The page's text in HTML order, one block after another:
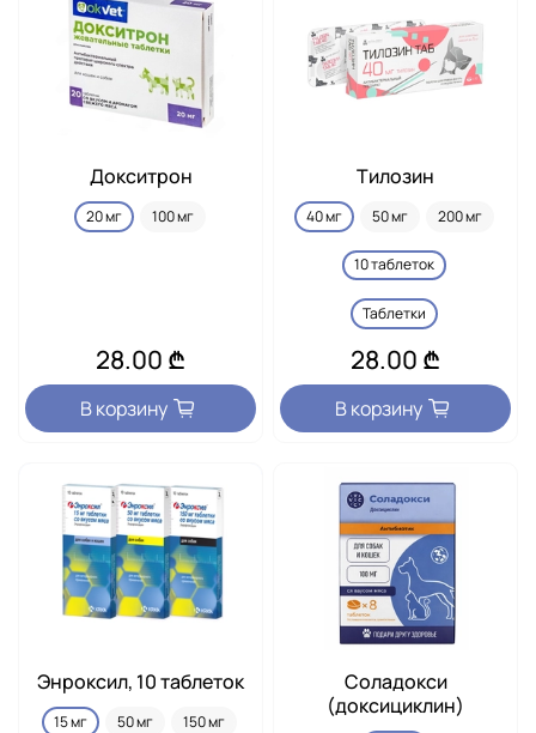
Докситрон
20 мг 100 мг
28.00 ₾
В корзину
Тилозин
40 мг 50 мг 200 мг
10 таблеток
Таблетки
28.00 ₾
В корзину
Энроксил, 10 таблеток
15 мг 50 мг 150 мг
Соладокси
(доксициклин)